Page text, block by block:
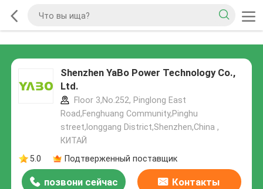
Shenzhen YaBo Power Technology Co.,
Ltd.
Floor 3,No.252, Pinglong East
Road,Fenghuang Community,Pinghu
street,longgang District,Shenzhen,China ,
КИТАЙ
5.0
Подтверженный поставщик
позвони сейчас Контакты